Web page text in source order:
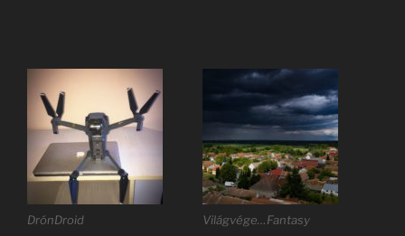
DrónDroid Világvége…Fantasy